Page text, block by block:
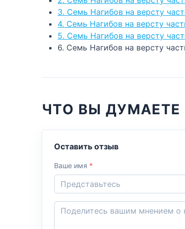
3. Семь Нагибов на версту
4. Семь Нагибов на версту
5. Семь Нагибов на версту
6. Семь Нагибов на версту
ЧТО ВЫ ДУМАЕТЕ
Оставить отзыв
Ваше имя *